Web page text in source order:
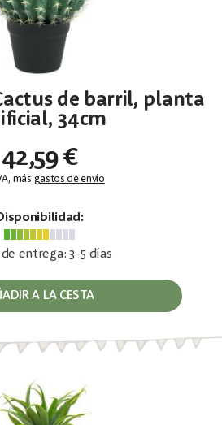
de barril, planta
34cm
42,59 €
más gastos de envío
de entrega: 3-5 días
A LA CESTA